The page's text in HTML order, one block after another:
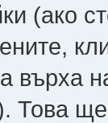
(ако
върха
Това